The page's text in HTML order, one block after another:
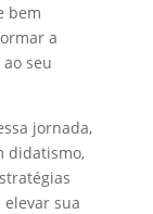
bem
a
seu
jornada,
didatismo,
sua